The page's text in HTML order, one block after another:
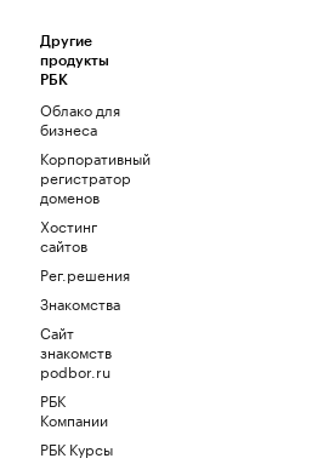
Другие
продукты
РБК
Облако для
бизнеса
Корпоративный
регистратор
доменов
Хостинг
сайтов
Рег.решения
Знакомства
Сайт
знакомств
podbor.ru
РБК
Компании
РБК Курсы